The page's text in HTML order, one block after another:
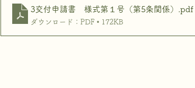
3交付申請書 様式第１号（第5条関係） .pdf
ダウンロード：PDF • 172KB